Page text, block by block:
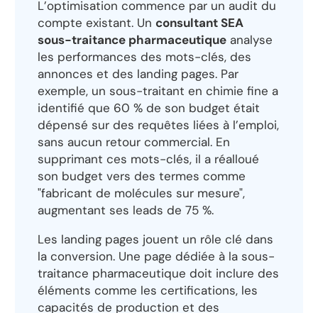
L’optimisation commence par un audit du
compte existant. Un consultant SEA
sous-traitance pharmaceutique analyse
les performances des mots-clés, des
annonces et des landing pages. Par
exemple, un sous-traitant en chimie fine a
identifié que 60 % de son budget était
dépensé sur des requêtes liées à l’emploi,
sans aucun retour commercial. En
supprimant ces mots-clés, il a réalloué
son budget vers des termes comme
"fabricant de molécules sur mesure",
augmentant ses leads de 75 %.
Les landing pages jouent un rôle clé dans
la conversion. Une page dédiée à la sous-
traitance pharmaceutique doit inclure des
éléments comme les certifications, les
capacités de production et des